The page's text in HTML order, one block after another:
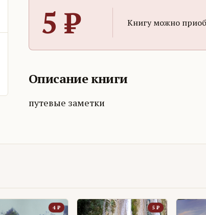
5 ₽ Книгу можно
Описание книги
путевые заметки
4₽ 5₽